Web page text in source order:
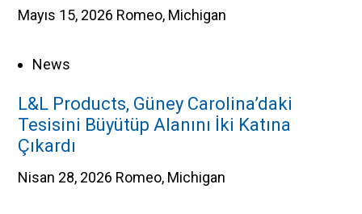
Mayıs 15, 2026 Romeo, Michigan
News
L&L Products, Güney Carolina’daki
Tesisini Büyütüp Alanını İki Katına
Çıkardı
Nisan 28, 2026 Romeo, Michigan